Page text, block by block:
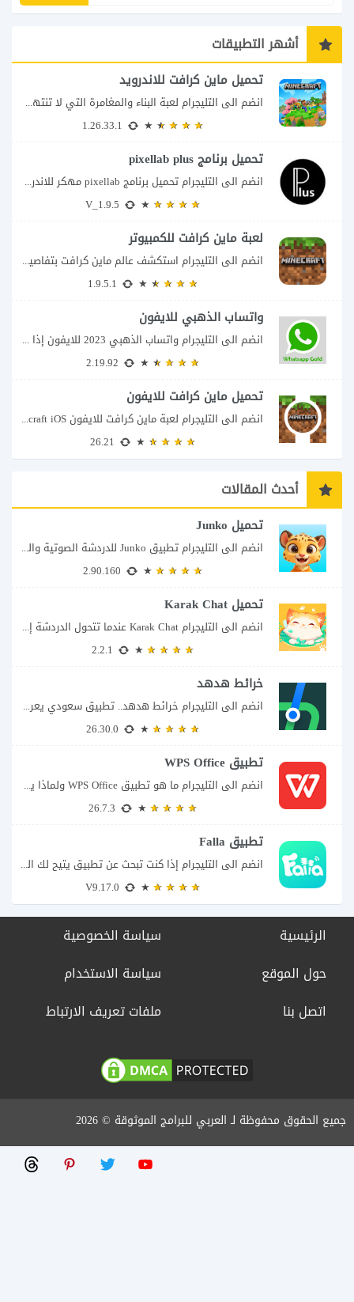
أشهر التطبيقات
تحميل ماين كرافت للاندرويد
انضم الى التليجرام لعبة البناء والمغامرة التي لا تنتهي Minecraft إذا كنت تبحث عن...
تحميل برنامج pixellab plus
انضم الى التليجرام تحميل برنامج pixellab مهكر للاندرويد يعتبر تطبيق بيكسلاب من اشهر تطبيقات...
لعبة ماين كرافت للكمبيوتر
انضم الى التليجرام استكشف عالم ماين كرافت بتفاصيل مذهلة 🌟 هل أنت مستعد لمغامرة...
واتساب الذهبي للايفون
انضم الى التليجرام واتساب الذهبي 2023 للايفون إذا كنت تبحث عن واتساب الذهبي للايفون...
تحميل ماين كرافت للايفون
انضم الى التليجرام لعبة ماين كرافت للايفون Minecraft iOS تُعد لعبة Minecraft واحدة من...
أحدث المقالات
تحميل Junko
انضم الى التليجرام تطبيق Junko للدردشة الصوتية والتواصل بطريقة أكثر تفاعلاً يأتي تطبيق Junko...
تحميل Karak Chat
انضم الى التليجرام Karak Chat عندما تتحول الدردشة إلى تجربة تفاعلية إذا كنت تبحث...
خرائط هدهد
انضم الى التليجرام خرائط هدهد.. تطبيق سعودي يعرف تفاصيل الطريق قبل أن تبدأ رحلتك...
تطبيق WPS Office
انضم الى التليجرام ما هو تطبيق WPS Office ولماذا يمكن أن يغنيك عن عدة...
تطبيق Falla
انضم الى التليجرام إذا كنت تبحث عن تطبيق يتيح لك الدخول إلى غرف دردشة...
الرئيسية
حول الموقع
اتصل بنا
سياسة الخصوصية
سياسة الاستخدام
ملفات تعريف الارتباط
جميع الحقوق محفوظة لـ العربي للبرامج الموثوقة © 2026